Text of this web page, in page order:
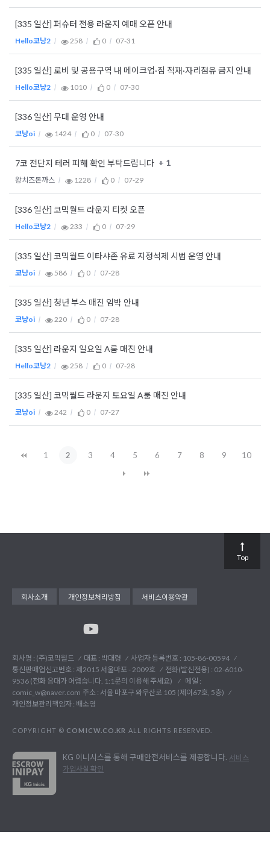
[335 일산] 퍼슈터 전용 라운지 예매 오픈 안내
Hello코냥2 258 0 07-31
[335 일산] 로비 및 공용구역 내 메이크업·짐 적재·자리점유 금지 안내
Hello코냥2 1010 0 07-30
[336 일산] 무대 운영 안내
코냥oi 1424 0 07-30
7코 전단지 테러 피해 확인 부탁드립니다 + 1
왕치즈돈까스 1228 0 07-29
[336 일산] 코믹월드 라운지 티켓 오픈
Hello코냥2 233 0 07-29
[335 일산] 코믹월드 이타샤존 유료 지정석제 시범 운영 안내
코냥oi 586 0 07-28
[335 일산] 청년 부스 매진 임박 안내
코냥oi 220 0 07-28
[335 일산] 라운지 일요일 A룸 매진 안내
Hello코냥2 258 0 07-28
[335 일산] 코믹월드 라운지 토요일 A룸 매진 안내
코냥oi 242 0 07-27
1 2 3 4 5 6 7 8 9 10
회사소개 개인정보처리방침 서비스이용약관
회사명 : (주)코믹월드 대표 : 박대령
사업자 등록번호 : 105-86-00594
통신판매업신고번호 : 제2015 서울마포 - 2009호
전화(발신전용) : 02-6010-
9536 (전화 응대가 어렵습니다. 1:1문의 이용해 주세요)
메일 :
comic_w@naver.com 주소 : 서울 마포구 와우산로 105 (제이67호, 5층)
개인정보관리책임자 : 배소영
COPYRIGHT © COMICW.CO.KR ALL RIGHTS RESERVED.
KG 이니시스를 통해 구매안전서비스를 제공합니다. 서비스
가입사실 확인
Top